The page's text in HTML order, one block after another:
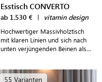
Esstisch CONVERTO
ab 1.530 € | vitamin design
Hochwertiger Massivholztisch
mit klaren Linien und sich nach
unten verjüngenden Beinen als
55 Varianten